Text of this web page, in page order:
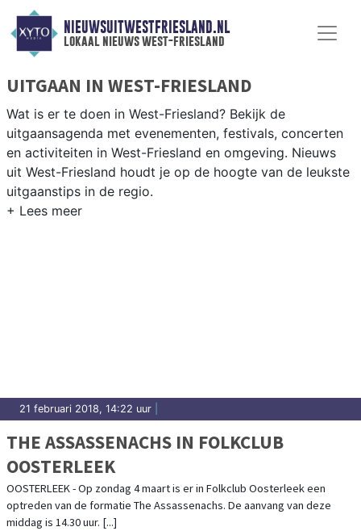
NIEUWSUITWESTFRIESLAND.NL
lokaal nieuws west-friesland
UITGAAN IN WEST-FRIESLAND
Wat is er te doen in West-Friesland? Bekijk de
uitgaansagenda met evenementen, festivals, concerten
en activiteiten in West-Friesland en omgeving. Nieuws
uit West-Friesland houdt je op de hoogte van de leukste
uitgaanstips in de regio.
21 februari 2018, 14:22 uur
THE ASSASSENACHS IN FOLKCLUB
OOSTERLEEK
OOSTERLEEK - Op zondag 4 maart is er in Folkclub Oosterleek een
optreden van de formatie The Assassenachs. De aanvang van deze
middag is 14.30 uur. [...]